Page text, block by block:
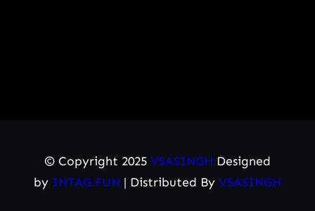
© Copyright 2025 VSASINGH Designed
by INTAG.FUN | Distributed By VSASINGH